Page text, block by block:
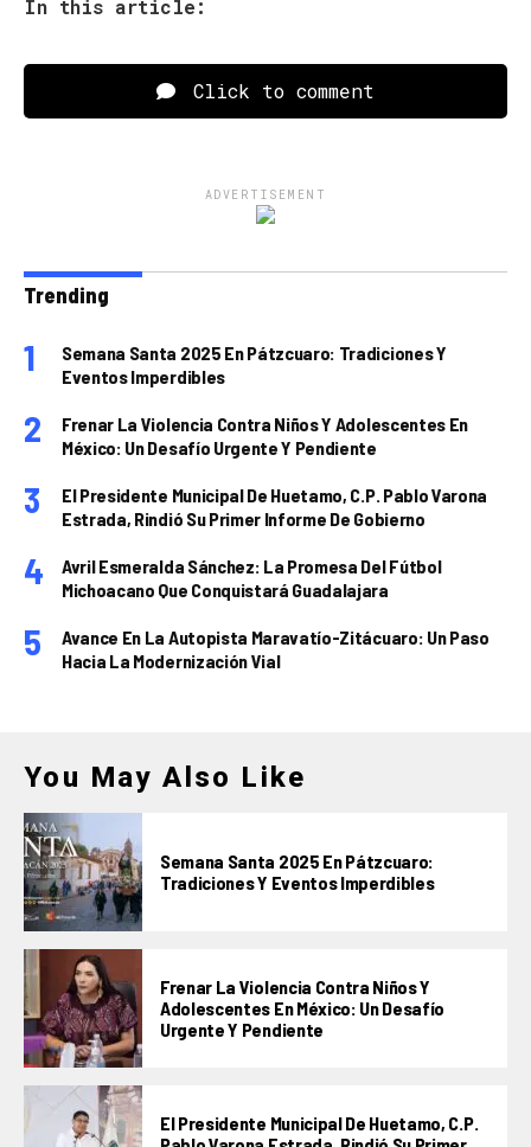
In this article:
Click to comment
ADVERTISEMENT
Trending
Semana Santa 2025 En Pátzcuaro: Tradiciones Y
Eventos Imperdibles
Frenar La Violencia Contra Niños Y Adolescentes En
México: Un Desafío Urgente Y Pendiente
El Presidente Municipal De Huetamo, C.P. Pablo Varona
Estrada, Rindió Su Primer Informe De Gobierno
Avril Esmeralda Sánchez: La Promesa Del Fútbol
Michoacano Que Conquistará Guadalajara
Avance En La Autopista Maravatío-Zitácuaro: Un Paso
Hacia La Modernización Vial
You May Also Like
Semana Santa 2025 En Pátzcuaro:
Tradiciones Y Eventos Imperdibles
Frenar La Violencia Contra Niños Y
Adolescentes En México: Un Desafío
Urgente Y Pendiente
El Presidente Municipal De Huetamo, C.P.